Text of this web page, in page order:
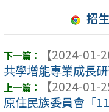
招
【2024-01-
共學增能專業成長研
【2024-01-
原住民族委員會「